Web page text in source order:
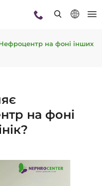
на фоні інших
на фоні